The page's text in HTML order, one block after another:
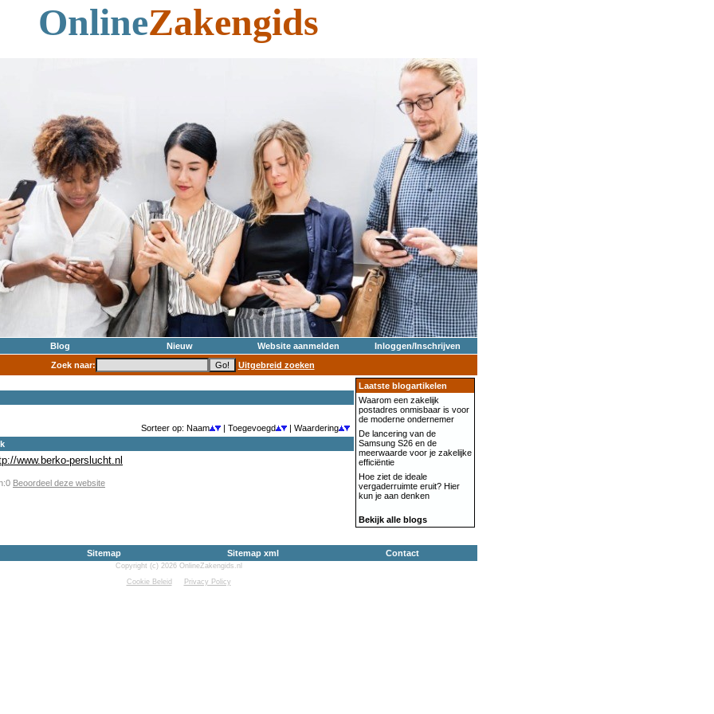
OnlineZakengids
Blog Nieuw Website aanmelden
Inloggen/Inschrijven
Zoek naar:
Uitgebreid zoeken
Sorteer op: Naam | Toegevoegd
| Waardering
www.berko-perslucht.nl
Beoordeel deze website
Laatste blogartikelen
Waarom een zakelijk
postadres onmisbaar is voor
de moderne ondernemer
De lancering van de
Samsung S26 en de
meerwaarde voor je zakelijke
efficiëntie
Hoe ziet de ideale
vergaderruimte eruit? Hier
kun je aan denken
Bekijk alle blogs
Sitemap Sitemap xml Contact
Copyright (c) 2026 OnlineZakengids.nl
Cookie Beleid
Privacy Policy